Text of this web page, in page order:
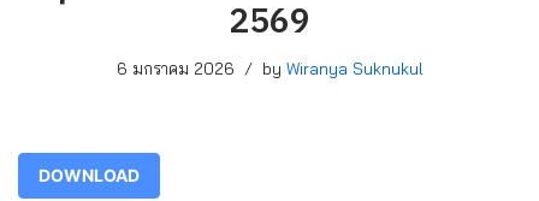
2569
6 มกราคม 2026 by Wiranya Suknukul
DOWNLOAD